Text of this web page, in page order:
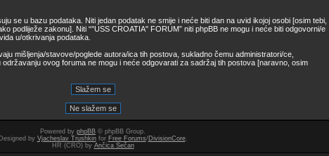
se u bazu podataka. Niti jedan podatak ne smije i neće biti dan na uvid ikojoj osobi [osim tebi,
podliježe zakonu]. Niti “"USS CROATIA" FORUM” niti phpBB ne mogu i neće biti odgovorni/e
u/otkrivanja podataka.
mišljenja/stavove/poglede autora/ica tih postova, sukladno čemu administratori/ce,
ovog foruma ne mogu i neće odgovarati za sadržaj tih postova [naravno, osim
Powered by phpBB © phpBB Group.
Designed by Vjacheslav Trushkinfor Free Forums/DivisionCore.
HR (CRO) by Ančica Sečan